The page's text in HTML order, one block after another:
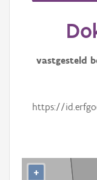
Aanduidingsobject
Thema
Persoon of collectief
vastgesteld
https://
+